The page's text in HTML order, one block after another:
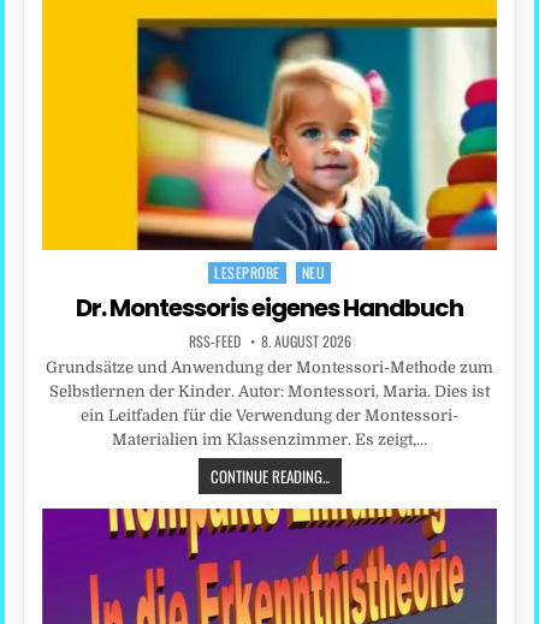
Posted
LESEPROBE NEU
Dr. Montessoris eigenes Handbuch
RSS-FEED 8. AUGUST 2026
Grundsätze und Anwendung der Montessori-Methode zum
Selbstlernen der Kinder. Autor: Montessori, Maria. Dies ist
ein Leitfaden für die Verwendung der Montessori-
Materialien im Klassenzimmer. Es zeigt,…
CONTINUE READING...